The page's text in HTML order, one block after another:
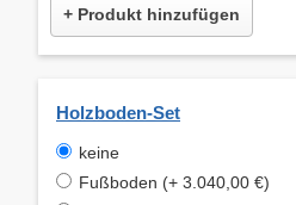
+ Produkt hinzufügen
Holzboden-Set
keine
Fußboden (+ 3.040,00 €)